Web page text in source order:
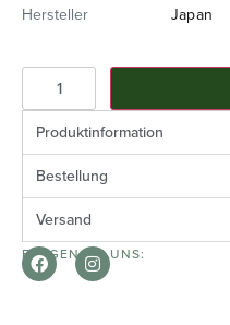
Hersteller
Japan
Produktinformation
Bestellung
Versand
FOLGEN SIE UNS: